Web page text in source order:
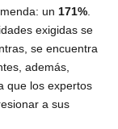
un 171%
exigidas se
se encuentra
además,
que los expertos
a sus